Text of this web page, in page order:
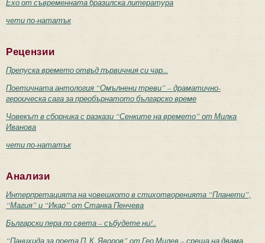
Ехо от съвременната бразилска литература
чети по-нататък
Рецензии
Препуска времето отвъд първичния си чар...
Поетичната антология “Омълнени треви” – драматично-
героическа сага за преобърнатото българско време
Човекът в сборника с разкази “Сенките на времето” от Милка
Иванова
чети по-нататък
Анализи
Интерпретацията на човешкото в стихотворенията “Планети”,
“Магия” и “Икар” от Станка Пенчева
Български пера по света – събудете ни!..
“Панихида за поета П. К. Яворов” от Гео Милев – среща на двама